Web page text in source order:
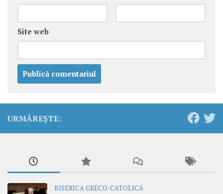
Site web
URMĂREȘTE:
BISERICA GRECO-CATOLICĂ